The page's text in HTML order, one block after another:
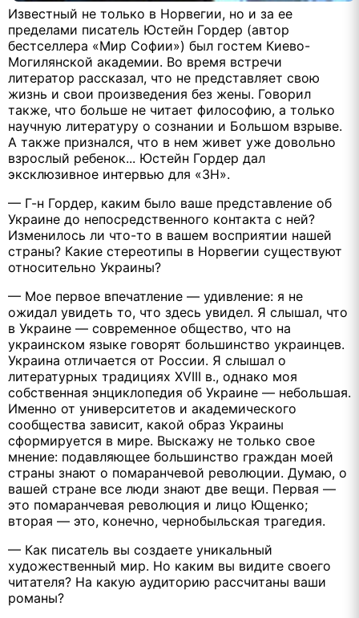
Известный не только в Норвегии, но и за ее
пределами писатель Юстейн Гордер (автор
бестселлера «Мир Софии») был гостем Киево-
Могилянской академии. Во время встречи
литератор рассказал, что не представляет свою
жизнь и свои произведения без жены. Говорил
также, что больше не читает философию, а только
научную литературу о сознании и Большом взрыве.
А также признался, что в нем живет уже довольно
взрослый ребенок... Юстейн Гордер дал
эксклюзивное интервью для «ЗН».
— Г-н Гордер, каким было ваше представление об
Украине до непосредственного контакта с ней?
Изменилось ли что-то в вашем восприятии нашей
страны? Какие стереотипы в Норвегии существуют
относительно Украины?
— Мое первое впечатление — удивление: я не
ожидал увидеть то, что здесь увидел. Я слышал, что
в Украине — современное общество, что на
украинском языке говорят большинство украинцев.
Украина отличается от России. Я слышал о
литературных традициях XVIII в., однако моя
собственная энциклопедия об Украине — небольшая.
Именно от университетов и академического
сообщества зависит, какой образ Украины
сформируется в мире. Выскажу не только свое
мнение: подавляющее большинство граждан моей
страны знают о помаранчевой революции. Думаю, о
вашей стране все люди знают две вещи. Первая —
это помаранчевая революция и лицо Ющенко;
вторая — это, конечно, чернобыльская трагедия.
— Как писатель вы создаете уникальный
художественный мир. Но каким вы видите своего
читателя? На какую аудиторию рассчитаны ваши
романы?